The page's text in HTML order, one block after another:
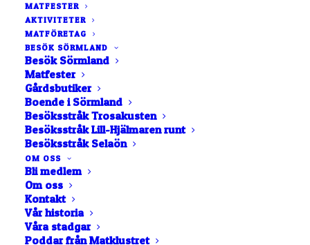
MATFESTER
AKTIVITETER
MATFÖRETAG
BESÖK SÖRMLAND
Besök Sörmland
Matfester
Gårdsbutiker
Boende i Sörmland
Besöksstråk Trosakusten
Besöksstråk Lill-Hjälmaren runt
Besöksstråk Selaön
OM OSS
Bli medlem
Om oss
Kontakt
Vår historia
Våra stadgar
Poddar från Matklustret
postadress. Du kommer att få en länk för att skapa ett
nytt lösenord via e-post.
Användarnamn eller e-post
ÅTERSTÄLL LÖSENORD